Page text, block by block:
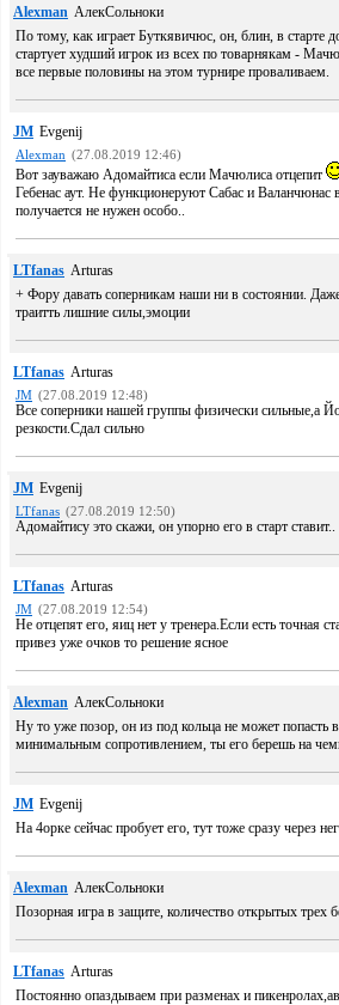
Alexman АлекСольноки
По тому, как играет Буткявичюс, он, блин, в старте
стартует худший игрок из всех по товарнякам -
все первые половины на этом турнире проваливаем.
JM Evgenij
Alexman (27.08.2019 12:46)
Вот зауважаю Адомайтиса если Мачюлиса отцепит
Гебенас аут. Не функционеруют Сабас и Валанчюнас
получается не нужен особо..
LTfanas Arturas
+ Фору давать соперникам наши ни в состоянии.
траитть лишние силы,эмоции
LTfanas Arturas
JM (27.08.2019 12:48)
Все соперники нашей группы физически сильные,а
резкости.Сдал сильно
JM Evgenij
LTfanas (27.08.2019 12:50)
Адомайтису это скажи, он упорно его в старт ставит..
LTfanas Arturas
JM (27.08.2019 12:54)
Не отцепят его, яиц нет у тренера.Если есть точная
привез уже очков то решение ясное
Alexman АлекСольноки
Ну то уже позор, он из под кольца не может попасть
минимальным сопротивлением, ты его берешь на
JM Evgenij
На 4орке сейчас пробует его, тут тоже сразу через
Alexman АлекСольноки
Позорная игра в защите, количество открытых трех
LTfanas Arturas
Постоянно опаздываем при разменах и